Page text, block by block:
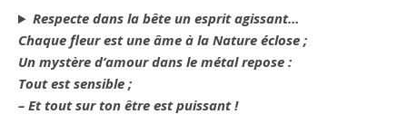
Respecte dans la bête un esprit agissant…
Chaque fleur est une âme à la Nature éclose ;
Un mystère d’amour dans le métal repose :
Tout est sensible ;
– Et tout sur ton être est puissant !